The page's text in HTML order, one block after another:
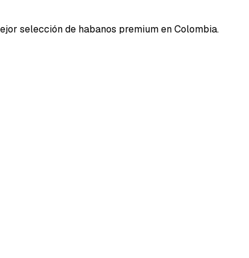
selección de habanos premium en Colombia.